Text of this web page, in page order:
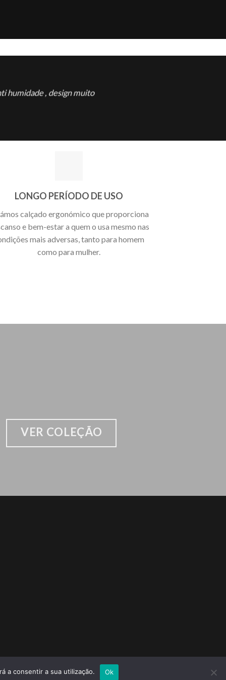
humidade , design muito
LONGO PERÍODO DE USO
calçado ergonómico que proporciona
e bem-estar a quem o usa mesmo nas
mais adversas, tanto para homem
como para mulher.
VER COLEÇÃO
a consentir a sua utilização. Ok